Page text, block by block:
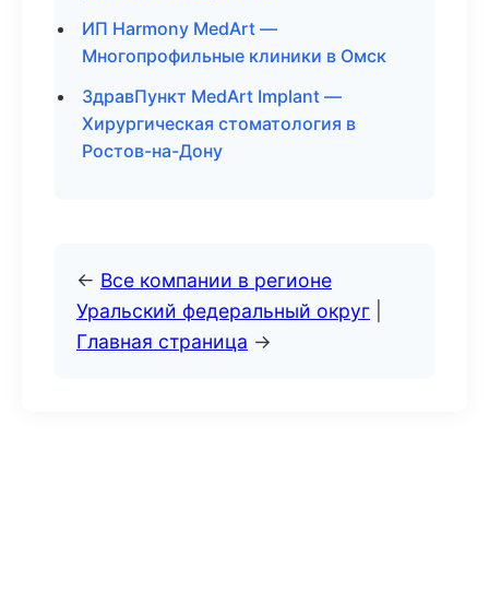
ИП Harmony MedArt —
Многопрофильные клиники в Омск
ЗдравПункт MedArt Implant —
Хирургическая стоматология в
Ростов-на-Дону
← Все компании в регионе
Уральский федеральный округ
Главная страница →